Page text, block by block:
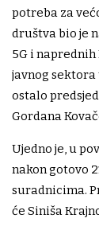
potreba za
društva bio je
5G i
javnog
ostalo
Gordana
Ujedno je, u
nakon gotovo
suradnicima.
će Siniša